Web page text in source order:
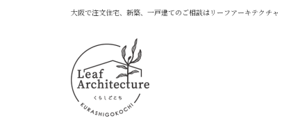
大阪で注文住宅、新築、一戸建てのご相談はリーフアーキテクチャ